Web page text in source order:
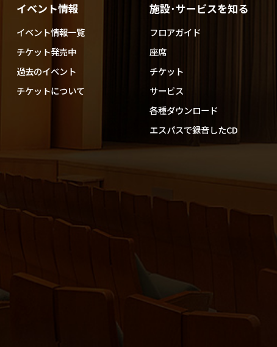
イベント情報
イベント情報一覧
チケット発売中
過去のイベント
チケットについて
施設･サービスを知る
フロアガイド
座席
チケット
サービス
各種ダウンロード
エスパスで録音したCD